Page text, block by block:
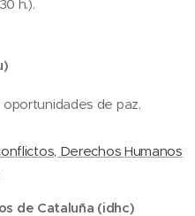
h.).
de paz.
Derechos Humanos
de Cataluña (idhc)